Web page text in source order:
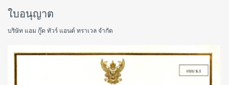
ใบอนุญาต
บริษัท แอม กู๊ด ทัวร์ แอนด์ ทราเวล จำกัด